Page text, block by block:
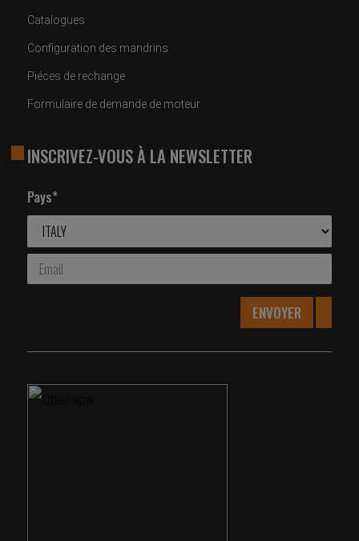
Catalogues
Configuration des mandrins
Piéces de rechange
Formulaire de demande de moteur
INSCRIVEZ-VOUS À LA NEWSLETTER
Pays*
ENVOYER